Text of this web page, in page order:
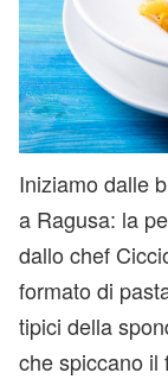
Iniziamo dalle
a Ragusa: la
dallo chef
formato di
tipici della
che spiccano il